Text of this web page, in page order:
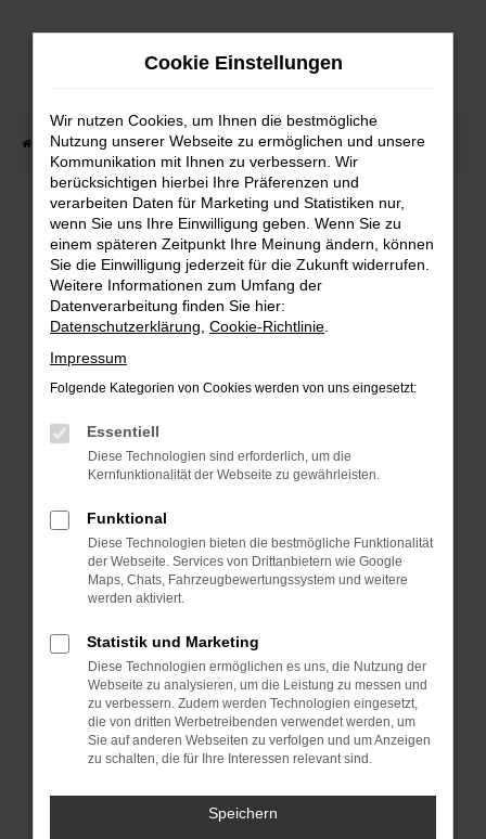
Zum
Startseite Fahrzeugangebote Fahrzeugbestand
FEHLER: NETWORK ERROR
Beim Laden ist ein Fehler aufgetreten.
Hier sind ein paar Tipps, die dir helfen können:
Überprüfe deine Firewall und deine
Laden andere Webseiten, zum Beispiel deine
Suchmaschine?
Prüfe deine Browsererweiterungen.
Manche Erweiterungen, wie Werbeblocker,
verhindern. Funktioniert die Seite in einem
anderen Browser oder in einem privaten
Fenster?
Starte dein Gerät neu.
Probleme zu beheben.
Stelle sicher, dass dein Browser und dein
Betriebssystem auf dem neuesten Stand
sind.
Veraltete Software birgt nicht nur ein
führen, dass bestimmte Funktionen nicht mehr
Cookie Einstellungen
Wir nutzen Cookies, um Ihnen die bestmögliche
Nutzung unserer Webseite zu ermöglichen und unsere
Kommunikation mit Ihnen zu verbessern. Wir
berücksichtigen hierbei Ihre Präferenzen und
verarbeiten Daten für Marketing und Statistiken nur,
wenn Sie uns Ihre Einwilligung geben. Wenn Sie zu
einem späteren Zeitpunkt Ihre Meinung ändern, können
Sie die Einwilligung jederzeit für die Zukunft widerrufen.
Weitere Informationen zum Umfang der
Datenverarbeitung finden Sie hier:
Datenschutzerklärung Cookie-Richtlinie
Impressum
Folgende Kategorien von Cookies werden von uns eingesetzt:
Essentiell
Diese Technologien sind erforderlich, um die
Kernfunktionalität der Webseite zu gewährleisten.
Funktional
Diese Technologien bieten die bestmögliche Funktionalität
der Webseite. Services von Drittanbietern wie Google
Maps, Chats, Fahrzeugbewertungssystem und weitere
werden aktiviert.
Statistik und Marketing
Diese Technologien ermöglichen es uns, die Nutzung der
Webseite zu analysieren, um die Leistung zu messen und
zu verbessern. Zudem werden Technologien eingesetzt,
die von dritten Werbetreibenden verwendet werden, um
Sie auf anderen Webseiten zu verfolgen und um Anzeigen
zu schalten, die für Ihre Interessen relevant sind.
Speichern